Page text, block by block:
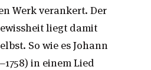
Werk verankert. Der
liegt damit
So wie es Johann
in einem Lied